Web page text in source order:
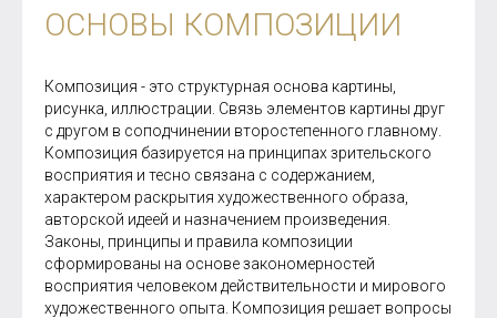
ОСНОВЫ КОМПОЗИЦИИ
Композиция - это структурная основа картины,
рисунка, иллюстрации. Связь элементов картины друг
с другом в соподчинении второстепенного главному.
Композиция базируется на принципах зрительского
восприятия и тесно связана с содержанием,
характером раскрытия художественного образа,
авторской идеей и назначением произведения.
Законы, принципы и правила композиции
сформированы на основе закономерностей
восприятия человеком действительности и мирового
художественного опыта. Композиция решает вопросы